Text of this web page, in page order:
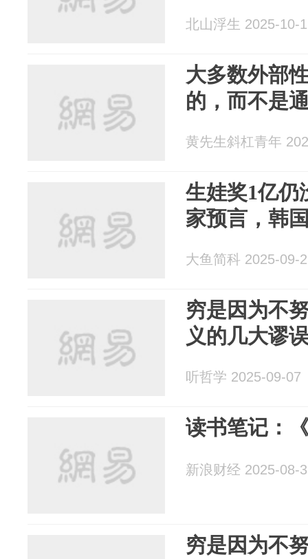
北山浮生 2025-10-
大多数外部
的，而不是
黄先生斜杠青年
生娃奖1亿仍
家预言，韩
大鱼简科 2025-09-
穷是因为不
义的几大谬
听哲学 2025-09-07
读书笔记：
新浪财经 2025-08-
穷是因为不